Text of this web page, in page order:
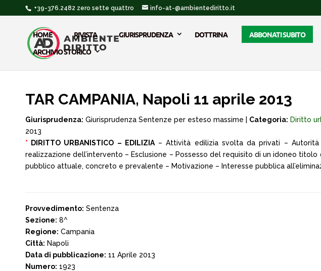
+39-376.2482 zero sette quattro info-at-@ambientediritto.it
HOME RIVISTA GIURISPRUDENZA DOTTRINA ABBONATI SUBITO
ARCHIVIO STORICO
TAR CAMPANIA, Napoli 11 aprile 2013
Giurisprudenza: Giurisprudenza Sentenze per esteso massime | Categoria: Diritto
2013
* DIRITTO URBANISTICO – EDILIZIA– Attività edilizia svolta da privati – Autorità
realizzazione dell’intervento – Esclusione – Possesso del requisito di un idoneo
pubblico attuale, concreto e prevalente – Motivazione – Interesse pubblica
Provvedimento: Sentenza
Sezione: 8^
Regione: Campania
Città: Napoli
Data di pubblicazione: 11 Aprile 2013
Numero: 1923